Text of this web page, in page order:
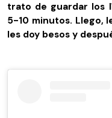
trato de guardar los
5-10 minutos. Llego,
les doy besos y